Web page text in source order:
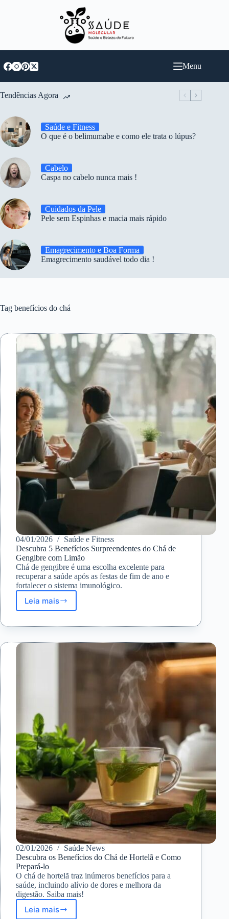
Menu
Tendências Agora
Saúde e Fitness
O que é o belimumabe e como ele trata o lúpus?
Cabelo
Caspa no cabelo nunca mais !
Cuidados da Pele
Pele sem Espinhas e macia mais rápido
Emagrecimento e Boa Forma
Emagrecimento saudável todo dia !
Tag benefícios do chá
04/01/2026
Saúde e Fitness
Descubra 5 Benefícios Surpreendentes do Chá de
Gengibre com Limão
Chá de gengibre é uma escolha excelente para
recuperar a saúde após as festas de fim de ano e
fortalecer o sistema imunológico.
Leia maisDescubra
Benefícios
do
02/01/2026
Saúde News
Descubra os Benefícios do Chá de Hortelã e Como
Prepará-lo
O chá de hortelã traz inúmeros benefícios para a
saúde, incluindo alívio de dores e melhora da
digestão. Saiba mais!
Leia maisDescubra